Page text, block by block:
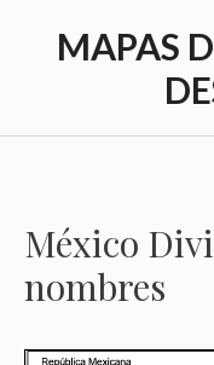
MAPAS
México
nombres